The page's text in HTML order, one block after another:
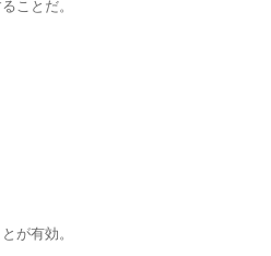
ことだ。
が有効。